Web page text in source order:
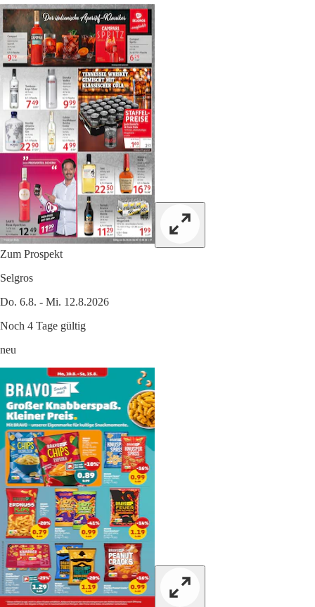
Zum Prospekt
Selgros
Do. 6.8. - Mi. 12.8.2026
Noch 4 Tage gültig
neu